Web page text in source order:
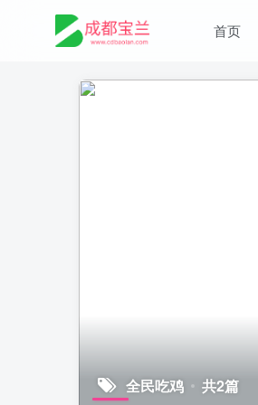
首页
全民吃鸡 共2篇